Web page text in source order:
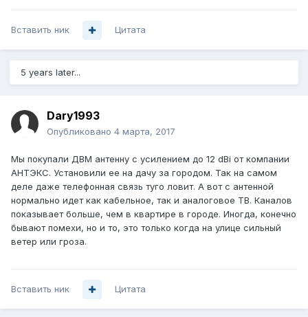
Вставить ник Цитата
5 years later...
Dary1993
Опубликовано 4 марта, 2017
Мы покупали ДВМ антенну с усилением до 12 dBi от компании
АНТЭКС. Установили ее на дачу за городом. Так на самом
деле даже телефонная связь туго ловит. А вот с антенной
нормально идет как кабельное, так и аналоговое ТВ. Каналов
показывает больше, чем в квартире в городе. Иногда, конечно
бывают помехи, но и то, это только когда на улице сильный
ветер или гроза.
Вставить ник Цитата